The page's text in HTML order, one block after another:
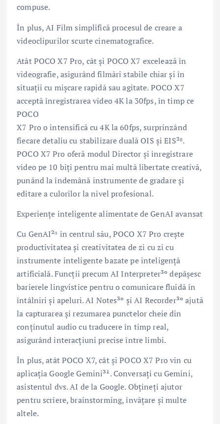
compuse.
În plus, AI Film simplifică procesul de creare a
videoclipurilor scurte cinematografice.
Atât POCO X7 Pro, cât și POCO X7 excelează în
videografie, asigurând filmări stabile chiar și în
situații cu mișcare rapidă sau agitate. POCO X7
acceptă înregistrarea video 4K la 30fps, în timp ce
POCO
X7 Pro o intensifică cu 4K la 60fps, surprinzând
fiecare detaliu cu stabilizare duală OIS și EIS²⁸.
POCO X7 Pro oferă modul Director și înregistrare
video pe 10 biți pentru mai multă libertate creativă,
punând la îndemână instrumente de gradare și
editare a culorilor la nivel profesional.
Experiențe inteligente alimentate de GenAI avansat
Cu GenAI²⁹ în centrul său, POCO X7 Pro crește
productivitatea și creativitatea de zi cu zi cu
instrumente inteligente bazate pe inteligență
artificială. Funcții precum AI Interpreter³º depășesc
barierele lingvistice pentru o comunicare fluidă în
întâlniri și apeluri. AI Notes³º și AI Recorder³º ajută
la capturarea și rezumarea punctelor cheie din
conținutul audio cu traducere în timp real,
asigurând interacțiuni precise între limbi.
În plus, atât POCO X7, cât și POCO X7 Pro vin cu
aplicația Google Gemini³¹. Conversați cu Gemini,
asistentul dvs. AI de la Google. Obțineți ajutor
pentru scriere, brainstorming, învățare și multe
altele.